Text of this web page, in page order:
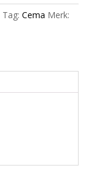
Tag: Cema Merk: